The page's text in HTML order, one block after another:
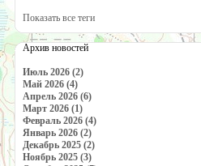
Показать все теги
Архив новостей
Июль 2026 (2)
Май 2026 (4)
Апрель 2026 (6)
Март 2026 (1)
Февраль 2026 (4)
Январь 2026 (2)
Декабрь 2025 (2)
Ноябрь 2025 (3)